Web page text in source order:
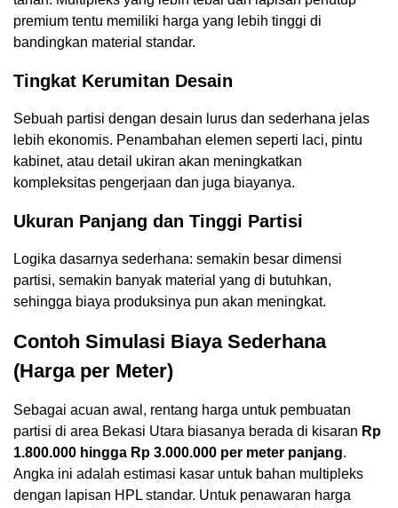
premium tentu memiliki harga yang lebih tinggi di
bandingkan material standar.
Tingkat Kerumitan Desain
Sebuah partisi dengan desain lurus dan sederhana jelas
lebih ekonomis. Penambahan elemen seperti laci, pintu
kabinet, atau detail ukiran akan meningkatkan
kompleksitas pengerjaan dan juga biayanya.
Ukuran Panjang dan Tinggi Partisi
Logika dasarnya sederhana: semakin besar dimensi
partisi, semakin banyak material yang di butuhkan,
sehingga biaya produksinya pun akan meningkat.
Contoh Simulasi Biaya Sederhana
(Harga per Meter)
Sebagai acuan awal, rentang harga untuk pembuatan
partisi di area Bekasi Utara biasanya berada di kisaran Rp
1.800.000 hingga Rp 3.000.000 per meter panjang.
Angka ini adalah estimasi kasar untuk bahan multipleks
dengan lapisan HPL standar. Untuk penawaran harga